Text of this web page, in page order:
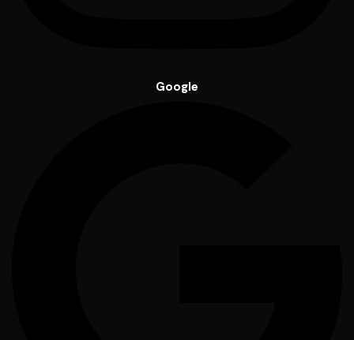
Google